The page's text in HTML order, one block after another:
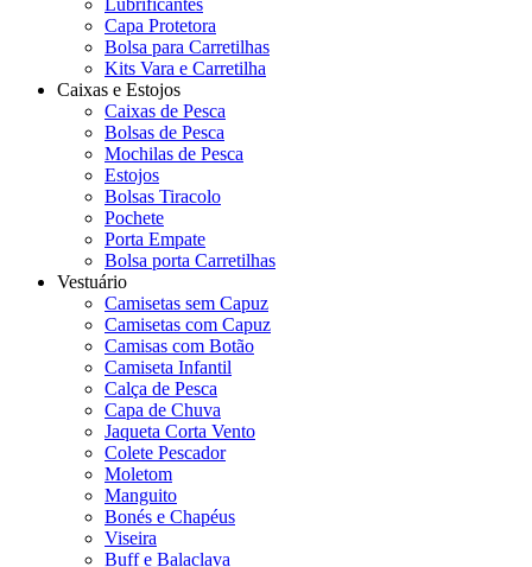
Lubrificantes
Capa Protetora
Bolsa para Carretilhas
Kits Vara e Carretilha
Caixas e Estojos
Caixas de Pesca
Bolsas de Pesca
Mochilas de Pesca
Estojos
Bolsas Tiracolo
Pochete
Porta Empate
Bolsa porta Carretilhas
Vestuário
Camisetas sem Capuz
Camisetas com Capuz
Camisas com Botão
Camiseta Infantil
Calça de Pesca
Capa de Chuva
Jaqueta Corta Vento
Colete Pescador
Moletom
Manguito
Bonés e Chapéus
Viseira
Buff e Balaclava